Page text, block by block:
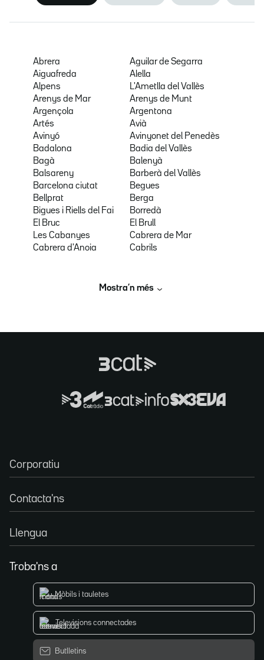
Abrera
Aguilar de Segarra
Aiguafreda
Alella
Alpens
L'Ametlla del Vallès
Arenys de Mar
Arenys de Munt
Argençola
Argentona
Artés
Avià
Avinyó
Avinyonet del Penedès
Badalona
Badia del Vallès
Bagà
Balenyà
Balsareny
Barberà del Vallès
Barcelona ciutat
Begues
Bellprat
Berga
Bigues i Riells del Fai
Borredà
El Bruc
El Brull
Les Cabanyes
Cabrera de Mar
Cabrera d'Anoia
Cabrils
Mostra’n més
Corporatiu
Contacta'ns
Llengua
Troba'ns a
Mòbils i tauletes
Televisions connectades
Butlletins